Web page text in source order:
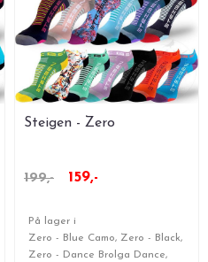
Steigen - Zero
199,- 159,-
På lager i
Zero - Blue Camo, Zero - Black,
Zero - Dance Brolga Dance,